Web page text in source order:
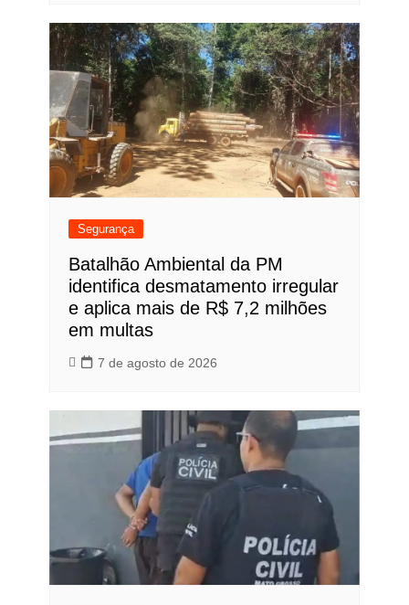
Segurança
Batalhão Ambiental da PM
identifica desmatamento irregular
e aplica mais de R$ 7,2 milhões
em multas
7 de agosto de 2026